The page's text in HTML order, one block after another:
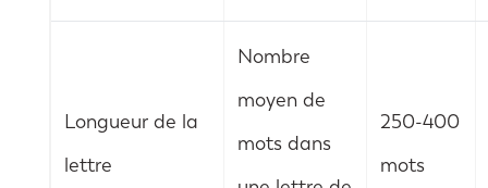
Longueur de la
lettre
Nombre
moyen de
mots dans
250-400
mots